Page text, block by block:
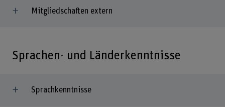
Mitgliedschaften extern
Sprachen- und Länderkenntnisse
Sprachkenntnisse